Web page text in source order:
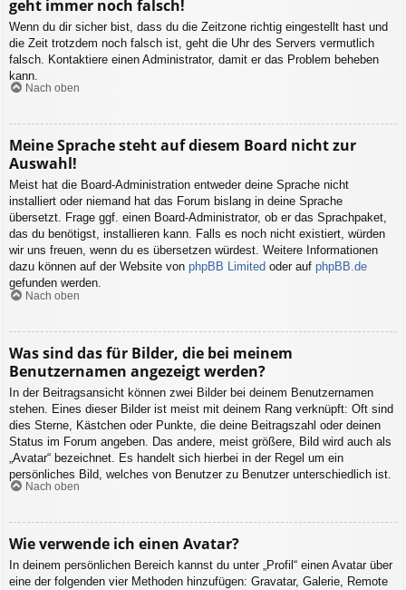
geht immer noch falsch!
Wenn du dir sicher bist, dass du die Zeitzone richtig eingestellt hast und
die Zeit trotzdem noch falsch ist, geht die Uhr des Servers vermutlich
falsch. Kontaktiere einen Administrator, damit er das Problem beheben
kann.
Nach oben
Meine Sprache steht auf diesem Board nicht zur
Auswahl!
Meist hat die Board-Administration entweder deine Sprache nicht
installiert oder niemand hat das Forum bislang in deine Sprache
übersetzt. Frage ggf. einen Board-Administrator, ob er das Sprachpaket,
das du benötigst, installieren kann. Falls es noch nicht existiert, würden
wir uns freuen, wenn du es übersetzen würdest. Weitere Informationen
dazu können auf der Website von phpBB Limited oder auf phpBB.de
gefunden werden.
Nach oben
Was sind das für Bilder, die bei meinem
Benutzernamen angezeigt werden?
In der Beitragsansicht können zwei Bilder bei deinem Benutzernamen
stehen. Eines dieser Bilder ist meist mit deinem Rang verknüpft: Oft sind
dies Sterne, Kästchen oder Punkte, die deine Beitragszahl oder deinen
Status im Forum angeben. Das andere, meist größere, Bild wird auch als
„Avatar“ bezeichnet. Es handelt sich hierbei in der Regel um ein
persönliches Bild, welches von Benutzer zu Benutzer unterschiedlich ist.
Nach oben
Wie verwende ich einen Avatar?
In deinem persönlichen Bereich kannst du unter „Profil“ einen Avatar über
eine der folgenden vier Methoden hinzufügen: Gravatar, Galerie, Remote